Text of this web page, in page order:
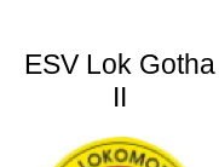
ESV Lok Gotha
II